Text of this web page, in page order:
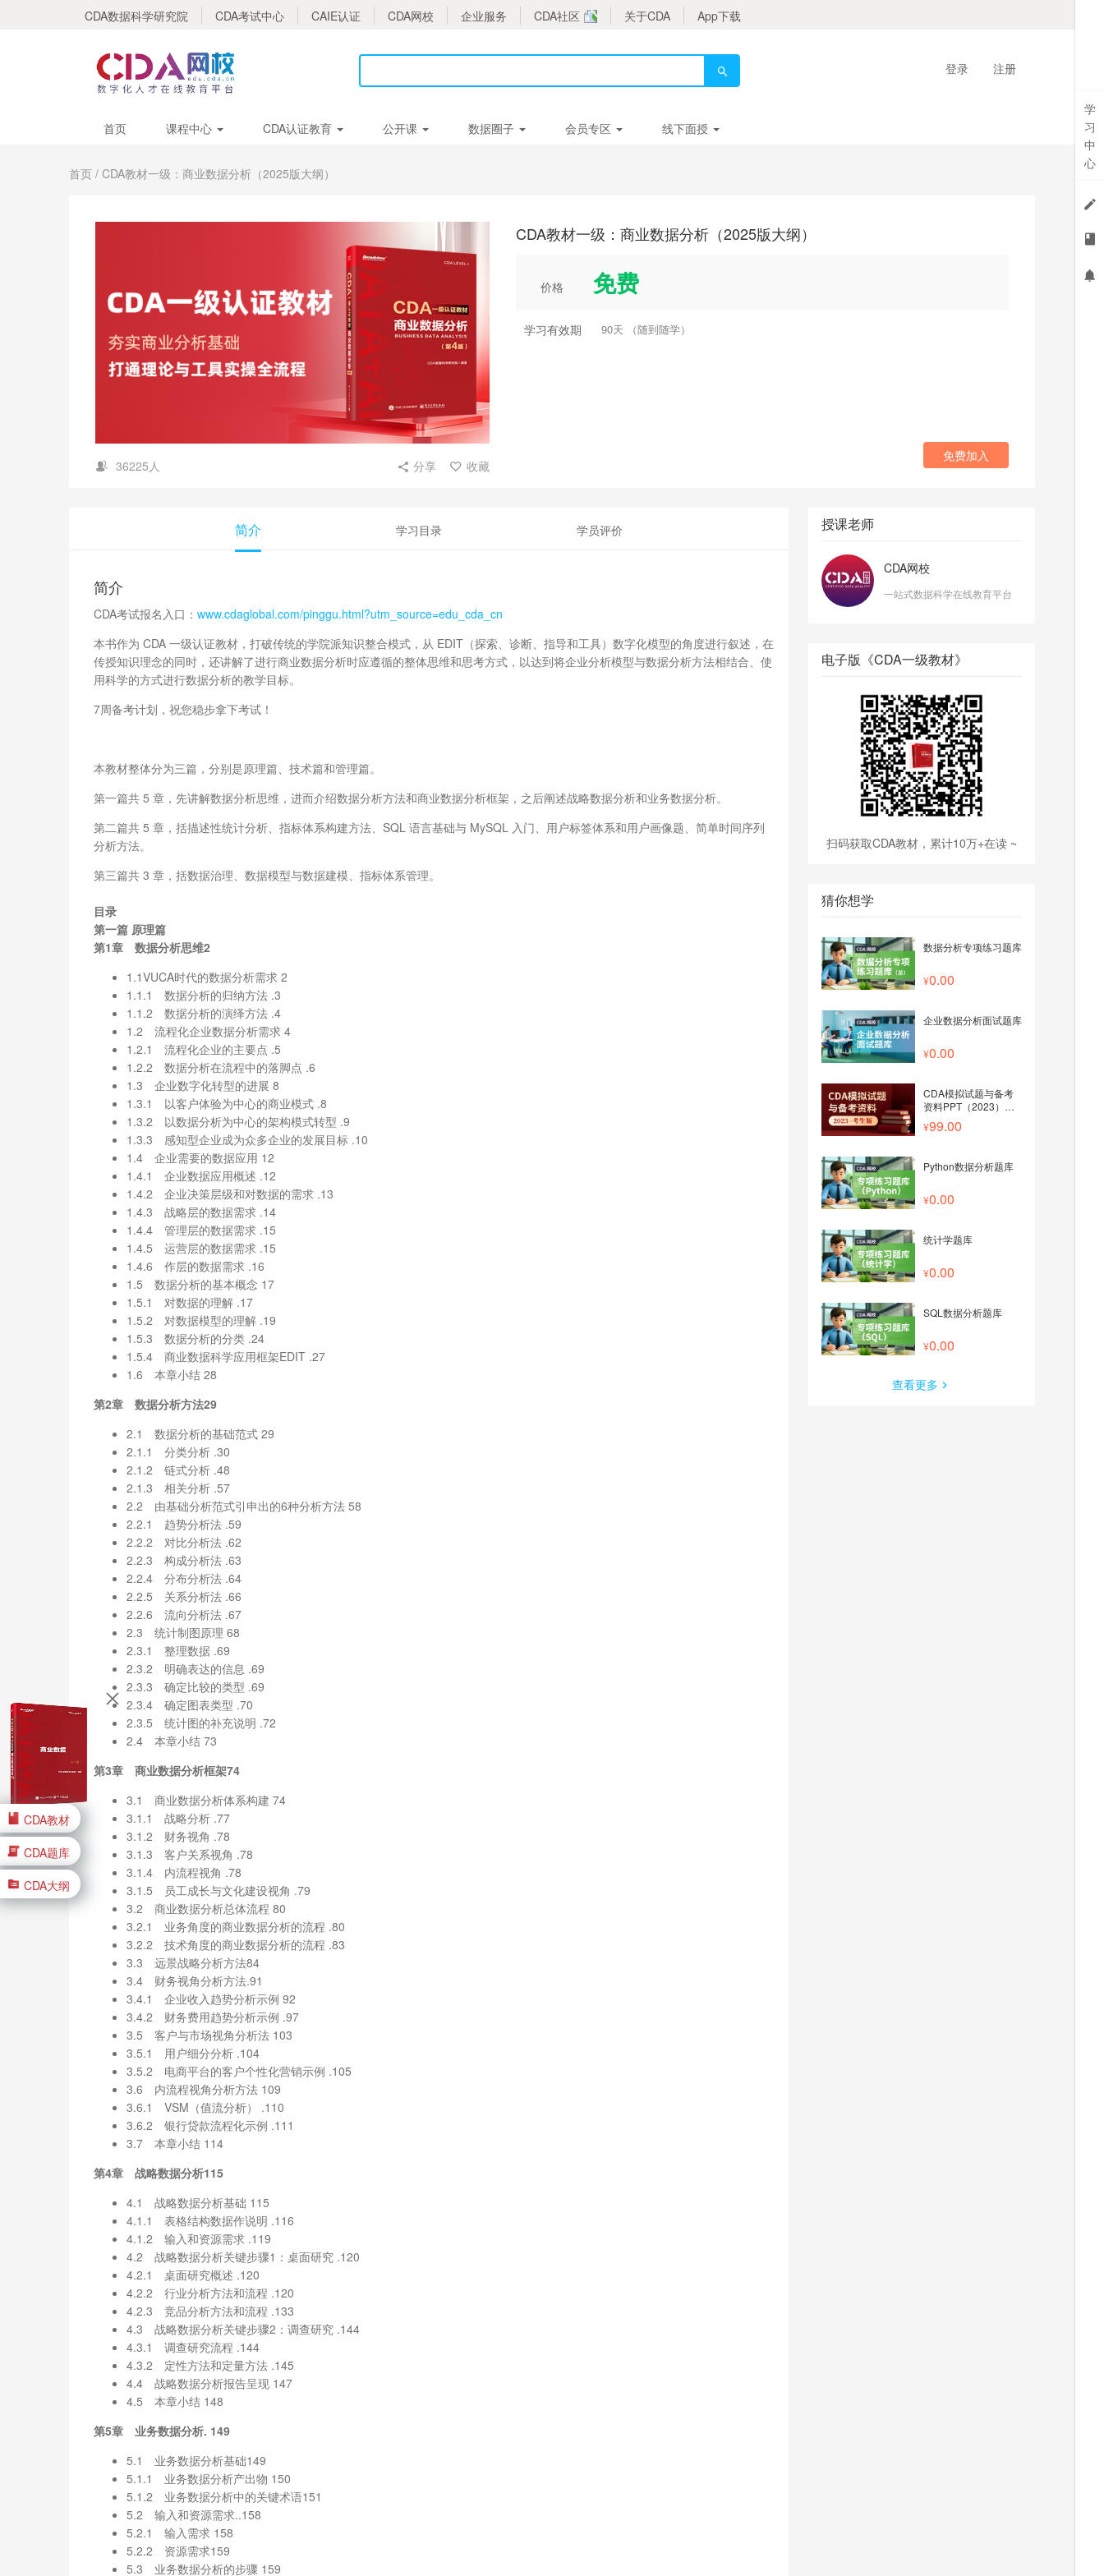
CDA数据科学研究院 CDA考试中心 CAIE认证 CDA网校 企业服务 CDA社区 关于CDA App下载
登录 注册
首页 课程中心 CDA认证教育 公开课 数据圈子 会员专区 线下面授
首页 / CDA教材一级：商业数据分析（2025版大纲）
36225人 分享 收藏
CDA教材一级：商业数据分析（2025版大纲）
价格 免费
学习有效期 90天 （随到随学）
免费加入
简介 学习目录 学员评价
简介
CDA考试报名入口： www.cdaglobal.com/pinggu.html?utm_source=edu_cda_cn
本书作为 CDA 一级认证教材，打破传统的学院派知识整合模式，从 EDIT（探索、诊断、指导和工具）数字化模型的角度进行叙述，在
传授知识理念的同时，还讲解了进行商业数据分析时应遵循的整体思维和思考方式，以达到将企业分析模型与数据分析方法相结合、使
用科学的方式进行数据分析的教学目标。
7周备考计划，祝您稳步拿下考试！
本教材整体分为三篇，分别是原理篇、技术篇和管理篇。
第一篇共 5 章，先讲解数据分析思维，进而介绍数据分析方法和商业数据分析框架，之后阐述战略数据分析和业务数据分析。
第二篇共 5 章，括描述性统计分析、指标体系构建方法、SQL 语言基础与 MySQL 入门、用户标签体系和用户画像题、简单时间序列
分析方法。
第三篇共 3 章，括数据治理、数据模型与数据建模、指标体系管理。
目录
第一篇 原理篇
第1章 数据分析思维2
1.1VUCA时代的数据分析需求 2
1.1.1 数据分析的归纳方法 .3
1.1.2 数据分析的演绎方法 .4
1.2 流程化企业数据分析需求 4
1.2.1 流程化企业的主要点 .5
1.2.2 数据分析在流程中的落脚点 .6
1.3 企业数字化转型的进展 8
1.3.1 以客户体验为中心的商业模式 .8
1.3.2 以数据分析为中心的架构模式转型 .9
1.3.3 感知型企业成为众多企业的发展目标 .10
1.4 企业需要的数据应用 12
1.4.1 企业数据应用概述 .12
1.4.2 企业决策层级和对数据的需求 .13
1.4.3 战略层的数据需求 .14
1.4.4 管理层的数据需求 .15
1.4.5 运营层的数据需求 .15
1.4.6 作层的数据需求 .16
1.5 数据分析的基本概念 17
1.5.1 对数据的理解 .17
1.5.2 对数据模型的理解 .19
1.5.3 数据分析的分类 .24
1.5.4 商业数据科学应用框架EDIT .27
1.6 本章小结 28
第2章 数据分析方法29
2.1 数据分析的基础范式 29
2.1.1 分类分析 .30
2.1.2 链式分析 .48
2.1.3 相关分析 .57
2.2 由基础分析范式引申出的6种分析方法 58
2.2.1 趋势分析法 .59
2.2.2 对比分析法 .62
2.2.3 构成分析法 .63
2.2.4 分布分析法 .64
2.2.5 关系分析法 .66
2.2.6 流向分析法 .67
2.3 统计制图原理 68
2.3.1 整理数据 .69
2.3.2 明确表达的信息 .69
2.3.3 确定比较的类型 .69
2.3.4 确定图表类型 .70
2.3.5 统计图的补充说明 .72
2.4 本章小结 73
第3章 商业数据分析框架74
3.1 商业数据分析体系构建 74
3.1.1 战略分析 .77
3.1.2 财务视角 .78
3.1.3 客户关系视角 .78
3.1.4 内流程视角 .78
3.1.5 员工成长与文化建设视角 .79
3.2 商业数据分析总体流程 80
3.2.1 业务角度的商业数据分析的流程 .80
3.2.2 技术角度的商业数据分析的流程 .83
3.3 远景战略分析方法84
3.4 财务视角分析方法.91
3.4.1 企业收入趋势分析示例 92
3.4.2 财务费用趋势分析示例 .97
3.5 客户与市场视角分析法 103
3.5.1 用户细分分析 .104
3.5.2 电商平台的客户个性化营销示例 .105
3.6 内流程视角分析方法 109
3.6.1 VSM（值流分析） .110
3.6.2 银行贷款流程化示例 .111
3.7 本章小结 114
第4章 战略数据分析115
4.1 战略数据分析基础 115
4.1.1 表格结构数据作说明 .116
4.1.2 输入和资源需求 .119
4.2 战略数据分析关键步骤1：桌面研究 .120
4.2.1 桌面研究概述 .120
4.2.2 行业分析方法和流程 .120
4.2.3 竞品分析方法和流程 .133
4.3 战略数据分析关键步骤2：调查研究 .144
4.3.1 调查研究流程 .144
4.3.2 定性方法和定量方法 .145
4.4 战略数据分析报告呈现 147
4.5 本章小结 148
第5章 业务数据分析. 149
5.1 业务数据分析基础149
5.1.1 业务数据分析产出物 150
5.1.2 业务数据分析中的关键术语151
5.2 输入和资源需求..158
5.2.1 输入需求 158
5.2.2 资源需求159
5.3 业务数据分析的步骤 159
授课老师
CDA网校
一站式数据科学在线教育平台
电子版《CDA一级教材》
扫码获取CDA教材，累计10万+在读 ~
猜你想学
数据分析专项练习题库
0.00
企业数据分析面试题库
0.00
CDA模拟试题与备考
资料PPT（2023）
——考生版
99.00
Python数据分析题库
0.00
统计学题库
0.00
SQL数据分析题库
0.00
查看更多
学
习
中
心
CDA教材
CDA题库
CDA大纲